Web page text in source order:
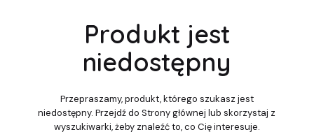
Produkt jest
niedostępny
Przepraszamy, produkt, którego szukasz jest
niedostępny. Przejdź do Strony głównej lub skorzystaj z
wyszukiwarki, żeby znaleźć to, co Cię interesuje.